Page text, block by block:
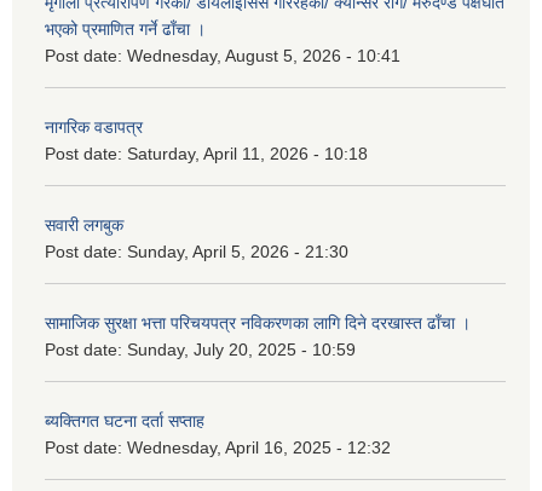
भएको प्रमाणित गर्ने ढाँचा ।
Post date: Wednesday, August 5, 2026 - 10:41
नागरिक वडापत्र
Post date: Saturday, April 11, 2026 - 10:18
सवारी लगबुक
Post date: Sunday, April 5, 2026 - 21:30
सामाजिक सुरक्षा भत्ता परिचयपत्र नविकरणका लागि दिने दरखास्त ढाँचा ।
Post date: Sunday, July 20, 2025 - 10:59
ब्यक्तिगत घटना दर्ता सप्ताह
Post date: Wednesday, April 16, 2025 - 12:32